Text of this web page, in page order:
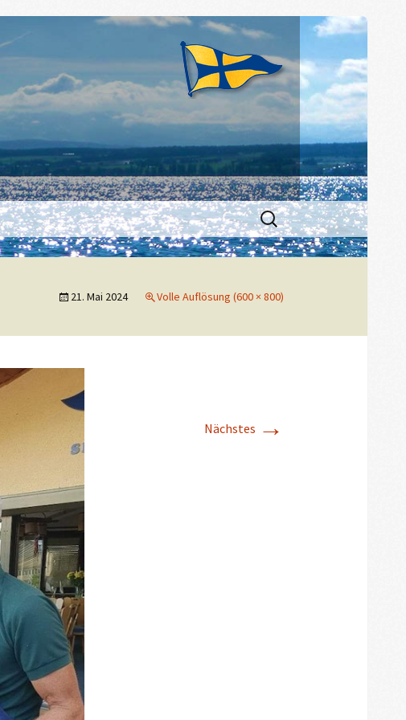
Suchen
nach:
21. Mai 2024 Volle Auflösung (600 × 800)
Nächstes →